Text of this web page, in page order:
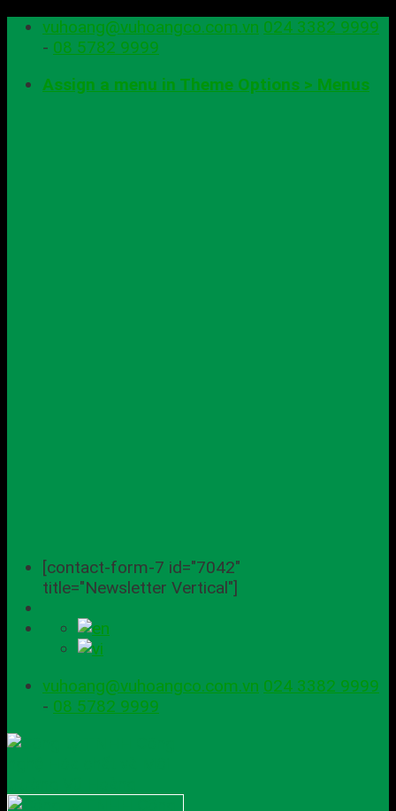
Skip vuhoang@vuhoangco.com.vn 024 3382 9999
- 08 5782 9999
Assign a menu in Theme Options > Menus
[contact-form-7 id="7042"
title="Newsletter Vertical"]
vuhoang@vuhoangco.com.vn 024 3382 9999
- 08 5782 9999